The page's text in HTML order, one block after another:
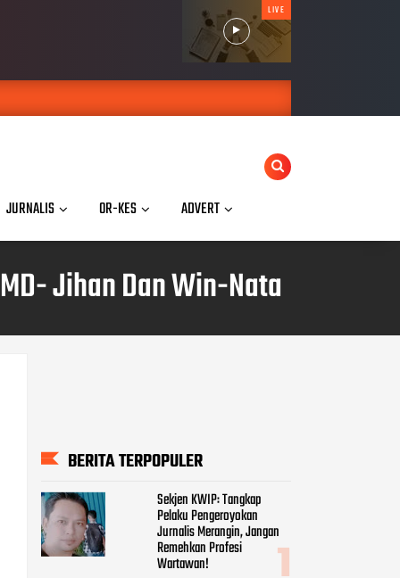
LIVE
JURNALIS OR-KES ADVERT
Jihan Dan Win-Nata
BERITA TERPOPULER
Sekjen KWIP: Tangkap
Pelaku Pengeroyokan
Jurnalis Merangin, Jangan
Remehkan Profesi
Wartawan!